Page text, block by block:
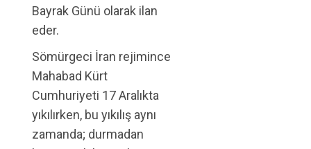
Bayrak Günü olarak ilan
eder.
Sömürgeci İran rejimince
Mahabad Kürt
Cumhuriyeti 17 Aralıkta
yıkılırken, bu yıkılış aynı
zamanda; durmadan